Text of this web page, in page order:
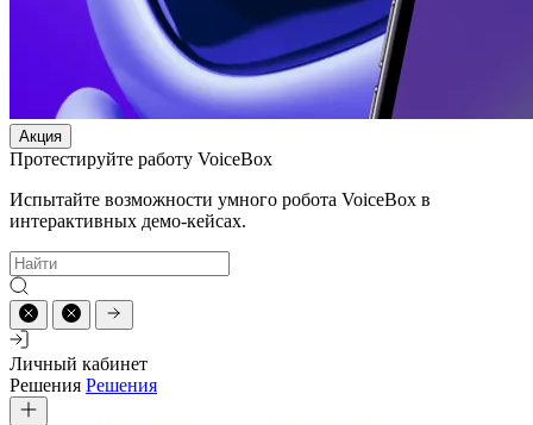
Акция
Протестируйте работу VoiceBox
Испытайте возможности умного робота VoiceBox в
интерактивных демо-кейсах.
Личный кабинет
Решения Решения